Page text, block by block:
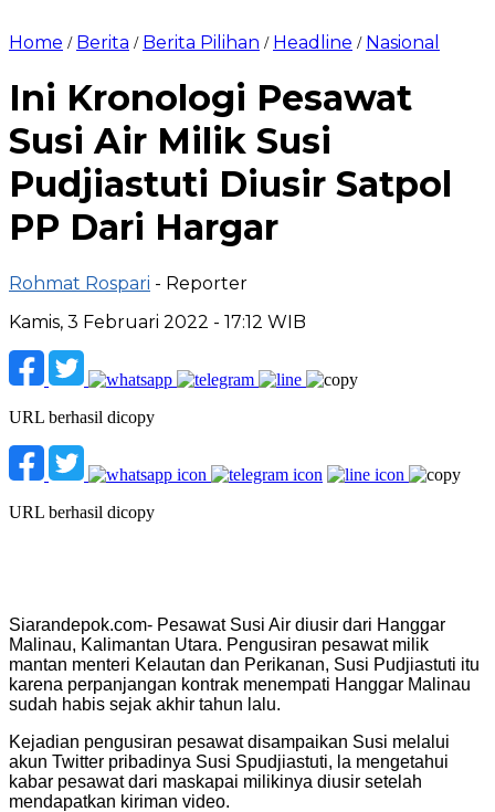
Home / Berita / Berita Pilihan / Headline / Nasional
Ini Kronologi Pesawat
Susi Air Milik Susi
Pudjiastuti Diusir Satpol
PP Dari Hargar
Rohmat Rospari - Reporter
Kamis, 3 Februari 2022 - 17:12 WIB
URL berhasil dicopy
URL berhasil dicopy
Siarandepok.com- Pesawat Susi Air diusir dari Hanggar
Malinau, Kalimantan Utara. Pengusiran pesawat milik
mantan menteri Kelautan dan Perikanan, Susi Pudjiastuti itu
karena perpanjangan kontrak menempati Hanggar Malinau
sudah habis sejak akhir tahun lalu.
Kejadian pengusiran pesawat disampaikan Susi melalui
akun Twitter pribadinya Susi Spudjiastuti, la mengetahui
kabar pesawat dari maskapai milikinya diusir setelah
mendapatkan kiriman video.